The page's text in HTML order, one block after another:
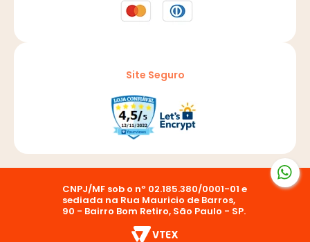
Site Seguro
CNPJ/MF sob o nº 02.185.380/0001-01 e
sediada na Rua Mauricio de Barros,
90 - Bairro Bom Retiro, São Paulo - SP.